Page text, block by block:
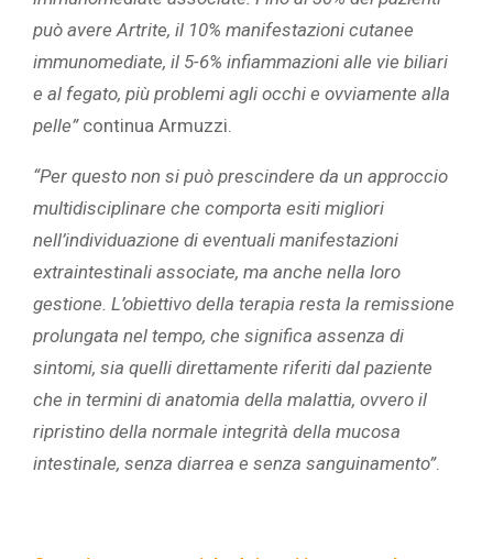
può avere Artrite, il 10% manifestazioni cutanee
immunomediate, il 5-6% infiammazioni alle vie biliari
e al fegato, più problemi agli occhi e ovviamente alla
pelle” continua Armuzzi.
“Per questo non si può prescindere da un approccio
multidisciplinare che comporta esiti migliori
nell’individuazione di eventuali manifestazioni
extraintestinali associate, ma anche nella loro
gestione. L’obiettivo della terapia resta la remissione
prolungata nel tempo, che significa assenza di
sintomi, sia quelli direttamente riferiti dal paziente
che in termini di anatomia della malattia, ovvero il
ripristino della normale integrità della mucosa
intestinale, senza diarrea e senza sanguinamento”.